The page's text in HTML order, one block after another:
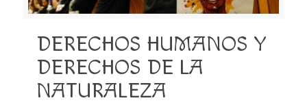
DERECHOS HUMANOS Y
DERECHOS DE LA
NATURALEZA